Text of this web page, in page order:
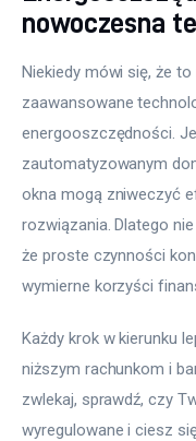
nowoczesna
Niekiedy mówi się, że
zaawansowane
energooszczędności.
zautomatyzowanym
okna mogą zniweczyć
rozwiązania. Dlatego
że proste czynności
wymierne korzyści
Każdy krok w kierunku
niższym rachunkom i
zwlekaj, sprawdź, czy
wyregulowane i ciesz